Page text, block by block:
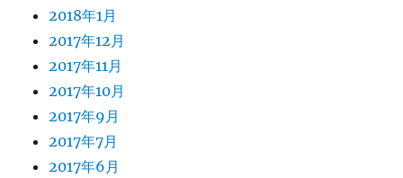
2018年1月
2017年12月
2017年11月
2017年10月
2017年9月
2017年7月
2017年6月